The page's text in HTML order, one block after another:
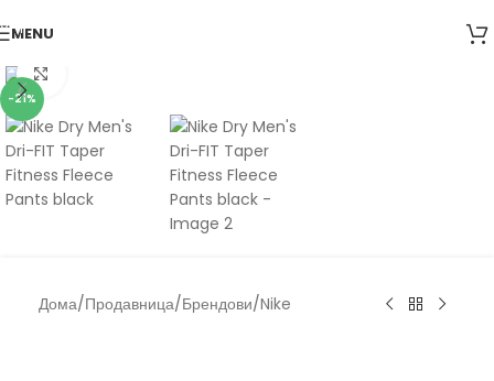
Skip to navigation
Skip to main content
MENU
-21%
Дома/Продавница/Брендови/Nike